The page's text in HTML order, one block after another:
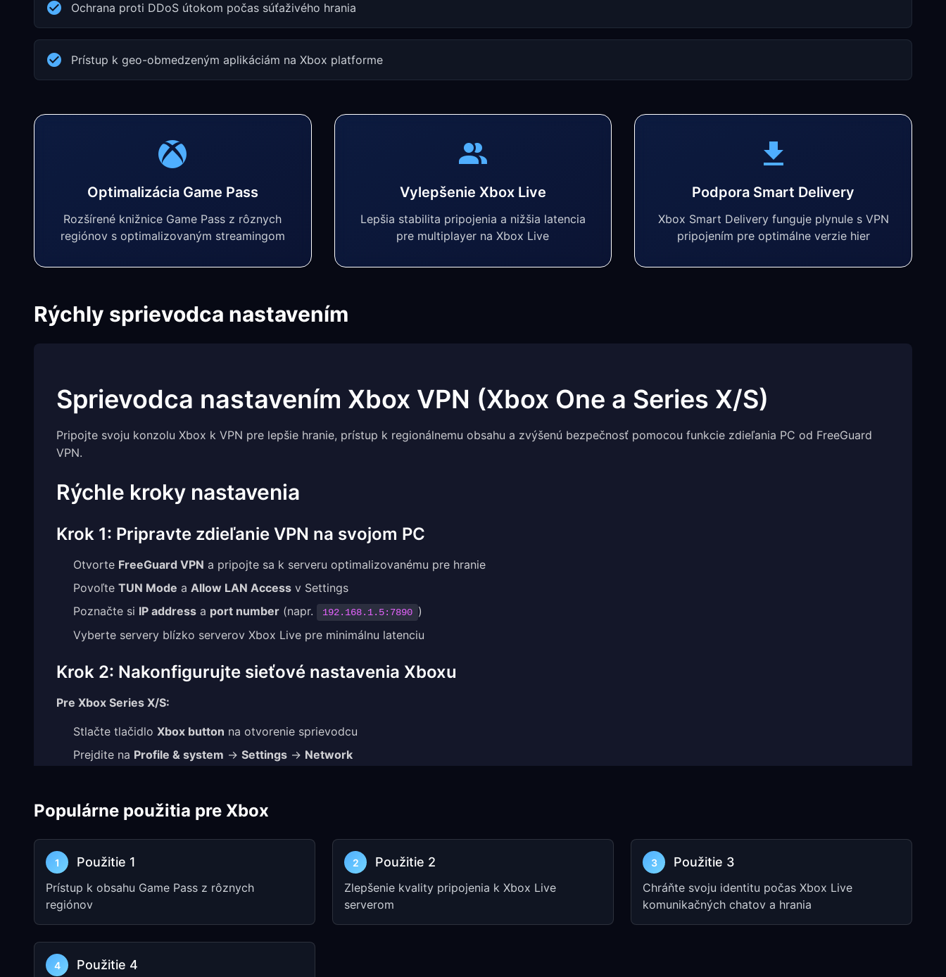
Ochrana proti DDoS útokom počas súťaživého hrania
Prístup k geo-obmedzeným aplikáciám na Xbox platforme
Optimalizácia Game Pass
Rozšírené knižnice Game Pass z rôznych
regiónov s optimalizovaným streamingom
Vylepšenie Xbox Live
Lepšia stabilita pripojenia a nižšia latencia
pre multiplayer na Xbox Live
Podpora Smart Delivery
Xbox Smart Delivery funguje plynule s VPN
pripojením pre optimálne verzie hier
Rýchly sprievodca nastavením
Sprievodca nastavením Xbox VPN (Xbox One a Series X/S)
Pripojte svoju konzolu Xbox k VPN pre lepšie hranie, prístup k regionálnemu obsahu a zvýšenú bezpečnosť pomocou funkcie zdieľania PC od FreeGuard
VPN.
Rýchle kroky nastavenia
Krok 1: Pripravte zdieľanie VPN na svojom PC
Otvorte FreeGuard VPN a pripojte sa k serveru optimalizovanému pre hranie
Povoľte TUN Mode a Allow LAN Access v Settings
Poznačte si IP address a port number (napr. 192.168.1.5:7890 )
Vyberte servery blízko serverov Xbox Live pre minimálnu latenciu
Krok 2: Nakonfigurujte sieťové nastavenia Xboxu
Pre Xbox Series X/S:
Stlačte tlačidlo Xbox button na otvorenie sprievodcu
Prejdite na Profile & system → Settings → Network
Zvoľte
DNS settings
Manual
NastavtePrimary DNS a
ZvoľteManual a zadajte IP address a port z Kroku 1
Pre Xbox One:
Stlačte tlačidloXbox buttonna otvorenie sprievodcu
Populárne použitia pre Xbox
1 Použitie 1
Prístup k obsahu Game Pass z rôznych
regiónov
2 Použitie 2
Zlepšenie kvality pripojenia k Xbox Live
serverom
3 Použitie 3
Chráňte svoju identitu počas Xbox Live
komunikačných chatov a hrania
4 Použitie 4